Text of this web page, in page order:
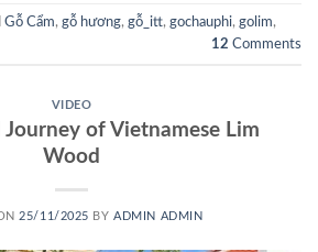
Gỗ Cẩm, gỗ hương, gỗ_itt, gochauphi, golim,
12 Comments
VIDEO
of Vietnamese Lim
Wood
25/11/2025 BYADMIN ADMIN